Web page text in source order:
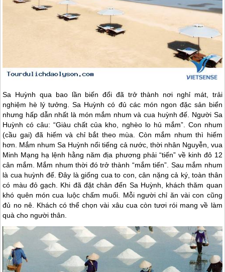
Sa Huỳnh qua bao lần biến đổi đã trở thành nơi nghỉ mát, trải
nghiệm hè lý tưởng. Sa Huỳnh có đủ các món ngon đặc sản biển
nhưng hấp dẫn nhất là món mắm nhum và cua huỳnh đế. Người Sa
Huỳnh có câu: “Giàu chất của kho, nghèo lo hủ mắm”. Con nhum
(cầu gai) đã hiếm và chỉ bắt theo mùa. Còn mắm nhum thì hiếm
hơn. Mắm nhum Sa Huỳnh nổi tiếng cả nước, thời nhân Nguyễn, vua
Minh Mạng hạ lệnh hằng năm địa phương phải “tiến” về kinh đô 12
cân mắm. Mắm nhum thời đó trở thành “mắm tiến”. Sau mắm nhum
là cua huỳnh đế. Đây là giống cua to con, cân nặng cả ký, toàn thân
có màu đỏ gạch. Khi đã đặt chân đến Sa Huỳnh, khách thăm quan
khó quên món cua luộc chấm muối. Mỗi người chỉ ăn vài con cũng
đủ no nê. Khách có thể chọn vài xâu cua còn tươi rói mang về làm
quà cho người thân.